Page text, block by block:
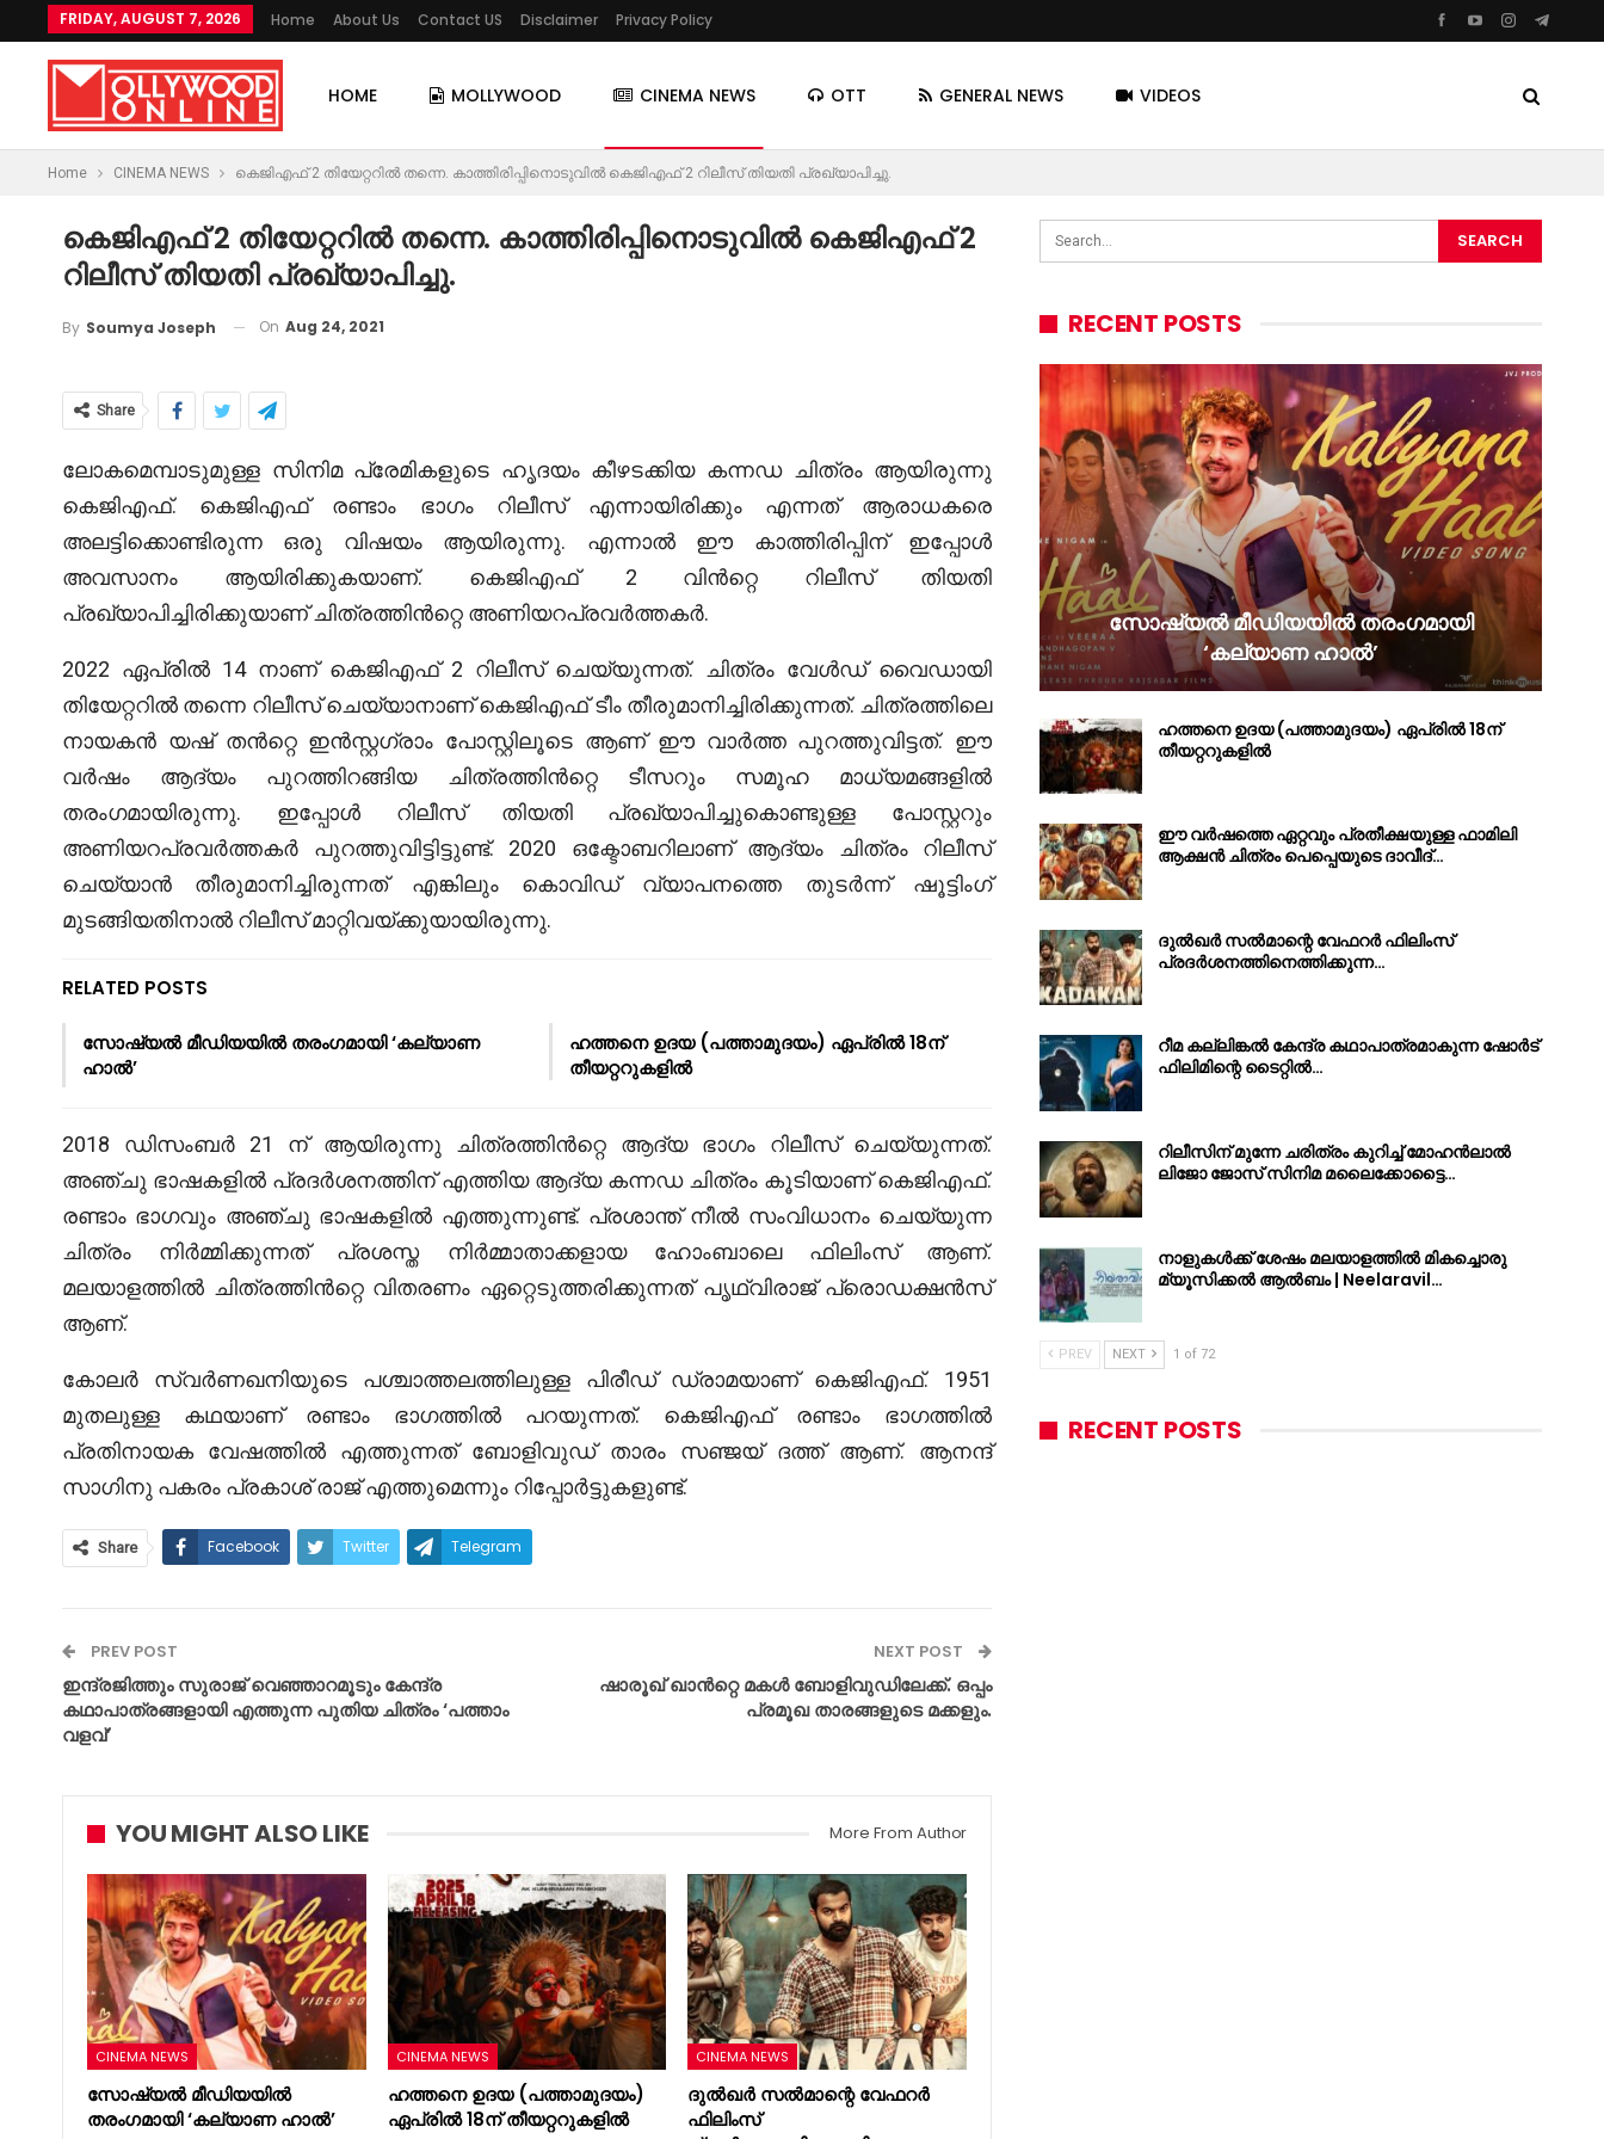
FRIDAY, AUGUST 7, 2026 Home About Us Contact US Disclaimer Privacy Policy
HOME MOLLYWOOD CINEMA NEWS OTT GENERAL NEWS VIDEOS
Home CINEMA NEWS കെജിഎഫ് 2 തിയേറ്ററിൽ തന്നെ. കാത്തിരിപ്പിനൊടുവിൽ കെജിഎഫ് 2 റിലീസ് തിയതി പ്രഖ്യാപിച്ചു.
കെജിഎഫ് 2 തിയേറ്ററിൽ തന്നെ. കാത്തിരിപ്പിനൊടുവിൽ കെജിഎഫ് 2
റിലീസ് തിയതി പ്രഖ്യാപിച്ചു.
By Soumya Joseph On Aug 24, 2021
Share
ലോകമെമ്പാടുമുള്ള സിനിമ പ്രേമികളുടെ ഹൃദയം കീഴടക്കിയ കന്നഡ ചിത്രം ആയിരുന്നു
കെജിഎഫ്. കെജിഎഫ് രണ്ടാം ഭാഗം റിലീസ് എന്നായിരിക്കും എന്നത് ആരാധകരെ
അലട്ടിക്കൊണ്ടിരുന്ന ഒരു വിഷയം ആയിരുന്നു. എന്നാൽ ഈ കാത്തിരിപ്പിന് ഇപ്പോൾ
അവസാനം ആയിരിക്കുകയാണ്. കെജിഎഫ് 2 വിൻറ്റെ റിലീസ് തിയതി
പ്രഖ്യാപിച്ചിരിക്കുയാണ് ചിത്രത്തിൻറ്റെ അണിയറപ്രവർത്തകർ.
2022 ഏപ്രിൽ 14 നാണ് കെജിഎഫ് 2 റിലീസ് ചെയ്യുന്നത്. ചിത്രം വേൾഡ് വൈഡായി
തിയേറ്ററിൽ തന്നെ റിലീസ് ചെയ്യാനാണ് കെജിഎഫ് ടീം തീരുമാനിച്ചിരിക്കുന്നത്. ചിത്രത്തിലെ
നായകൻ യഷ് തൻറ്റെ ഇൻസ്റ്റഗ്രാം പോസ്റ്റിലൂടെ ആണ് ഈ വാർത്ത പുറത്തുവിട്ടത്. ഈ
വർഷം ആദ്യം പുറത്തിറങ്ങിയ ചിത്രത്തിൻറ്റെ ടീസറും സമൂഹ മാധ്യമങ്ങളിൽ
തരംഗമായിരുന്നു. ഇപ്പോൾ റിലീസ് തിയതി പ്രഖ്യാപിച്ചുകൊണ്ടുള്ള പോസ്റ്ററും
അണിയറപ്രവർത്തകർ പുറത്തുവിട്ടിട്ടുണ്ട്. 2020 ഒക്ടോബറിലാണ് ആദ്യം ചിത്രം റിലീസ്
ചെയ്യാൻ തീരുമാനിച്ചിരുന്നത് എങ്കിലും കൊവിഡ് വ്യാപനത്തെ തുടർന്ന് ഷൂട്ടിംഗ്
മുടങ്ങിയതിനാൽ റിലീസ് മാറ്റിവയ്ക്കുയായിരുന്നു.
RELATED POSTS
സോഷ്യൽ മീഡിയയിൽ തരംഗമായി ‘കല്യാണ
ഹാൽ’
ഹത്തനെ ഉദയ (പത്താമുദയം) ഏപ്രിൽ 18ന്
തീയറ്ററുകളിൽ
2018 ഡിസംബർ 21 ന് ആയിരുന്നു ചിത്രത്തിൻറ്റെ ആദ്യ ഭാഗം റിലീസ് ചെയ്യുന്നത്.
അഞ്ചു ഭാഷകളിൽ പ്രദർശനത്തിന് എത്തിയ ആദ്യ കന്നഡ ചിത്രം കൂടിയാണ് കെജിഎഫ്.
രണ്ടാം ഭാഗവും അഞ്ചു ഭാഷകളിൽ എത്തുന്നുണ്ട്. പ്രശാന്ത് നീൽ സംവിധാനം ചെയ്യുന്ന
ചിത്രം നിർമ്മിക്കുന്നത് പ്രശസ്ത നിർമ്മാതാക്കളായ ഹോംബാലെ ഫിലിംസ് ആണ്.
മലയാളത്തിൽ ചിത്രത്തിൻറ്റെ വിതരണം ഏറ്റെടുത്തരിക്കുന്നത് പൃഥ്വിരാജ് പ്രൊഡക്ഷൻസ്
ആണ്.
കോലർ സ്വർണഖനിയുടെ പശ്ചാത്തലത്തിലുള്ള പിരീഡ് ഡ്രാമയാണ് കെജിഎഫ്. 1951
മുതലുള്ള കഥയാണ് രണ്ടാം ഭാഗത്തിൽ പറയുന്നത്. കെജിഎഫ് രണ്ടാം ഭാഗത്തിൽ
പ്രതിനായക വേഷത്തിൽ എത്തുന്നത് ബോളിവുഡ് താരം സഞ്ജയ് ദത്ത് ആണ്. ആനന്ദ്
സാഗിനു പകരം പ്രകാശ് രാജ് എത്തുമെന്നും റിപ്പോർട്ടുകളുണ്ട്.
Share Facebook Twitter Telegram
PREV POST
ഇന്ദ്രജിത്തും സുരാജ് വെഞ്ഞാറമൂടും കേന്ദ്ര
കഥാപാത്രങ്ങളായി എത്തുന്ന പുതിയ ചിത്രം ‘പത്താം
വളവ്’
NEXT POST
ഷാരൂഖ് ഖാൻറ്റെ മകൾ ബോളിവുഡിലേക്ക്. ഒപ്പം
പ്രമൂഖ താരങ്ങളുടെ മക്കളും.
YOU MIGHT ALSO LIKE More From Author
CINEMA NEWS
സോഷ്യൽ മീഡിയയിൽ
തരംഗമായി ‘കല്യാണ ഹാൽ’
CINEMA NEWS
ഹത്തനെ ഉദയ (പത്താമുദയം)
ഏപ്രിൽ 18ന് തീയറ്ററുകളിൽ
CINEMA NEWS
ദുൽഖർ സൽമാന്റെ വേഫറർ
ഫിലിംസ്
RECENT POSTS
സോഷ്യൽ മീഡിയയിൽ തരംഗമായി
‘കല്യാണ ഹാൽ’
ഹത്തനെ ഉദയ (പത്താമുദയം) ഏപ്രിൽ 18ന്
തീയറ്ററുകളിൽ
ഈ വർഷത്തെ ഏറ്റവും പ്രതീക്ഷയുള്ള ഫാമിലി
ആക്ഷൻ ചിത്രം പെപ്പെയുടെ ദാവീദ്…
ദുൽഖർ സൽമാന്റെ വേഫറർ ഫിലിംസ്
പ്രദർശനത്തിനെത്തിക്കുന്ന…
റീമ കല്ലിങ്കൽ കേന്ദ്ര കഥാപാത്രമാകുന്ന ഷോർട്
ഫിലിമിന്റെ ടൈറ്റിൽ…
റിലീസിന് മുന്നേ ചരിത്രം കുറിച്ച് മോഹൻലാൽ
ലിജോ ജോസ് സിനിമ മലൈക്കോട്ടൈ…
നാളുകൾക്ക് ശേഷം മലയാളത്തിൽ മികച്ചൊരു
മ്യൂസിക്കൽ ആൽബം | Neelaravil…
PREV NEXT 1 of 72
RECENT POSTS